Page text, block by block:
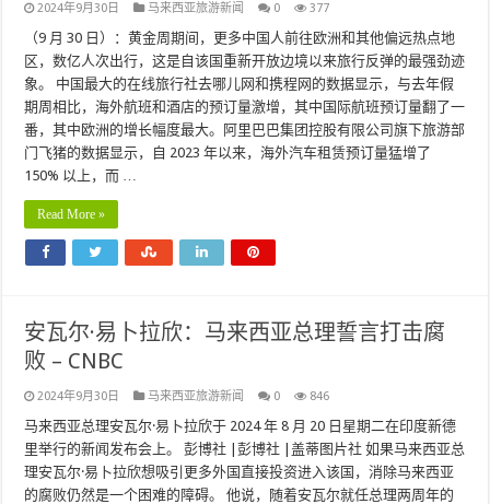
2024年9月30日 马来西亚旅游新闻 0 377
（9 月 30 日）：黄金周期间，更多中国人前往欧洲和其他偏远热点地
区，数亿人次出行，这是自该国重新开放边境以来旅行反弹的最强劲迹
象。 中国最大的在线旅行社去哪儿网和携程网的数据显示，与去年假
期周相比，海外航班和酒店的预订量激增，其中国际航班预订量翻了一
番，其中欧洲的增长幅度最大。阿里巴巴集团控股有限公司旗下旅游部
门飞猪的数据显示，自 2023 年以来，海外汽车租赁预订量猛增了
150% 以上，而 …
Read More »
安瓦尔·易卜拉欣：马来西亚总理誓言打击腐
败 – CNBC
2024年9月30日 马来西亚旅游新闻 0 846
马来西亚总理安瓦尔·易卜拉欣于 2024 年 8 月 20 日星期二在印度新德
里举行的新闻发布会上。 彭博社 |彭博社 |盖蒂图片社 如果马来西亚总
理安瓦尔·易卜拉欣想吸引更多外国直接投资进入该国，消除马来西亚
的腐败仍然是一个困难的障碍。 他说，随着安瓦尔就任总理两周年的